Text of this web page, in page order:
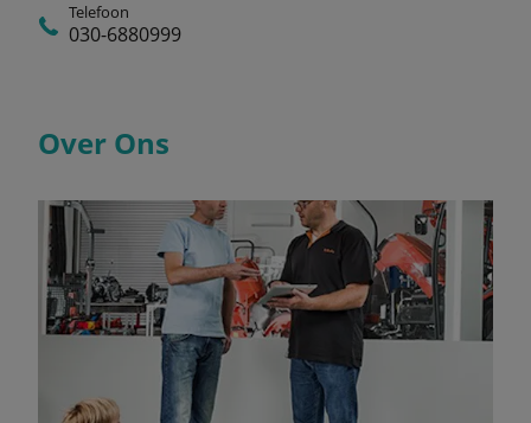
Telefoon
030-6880999
Over Ons